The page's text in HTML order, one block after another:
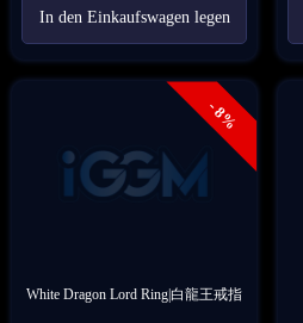
In den Einkaufswagen legen
- 8%
White Dragon Lord Ring|白龍王戒指